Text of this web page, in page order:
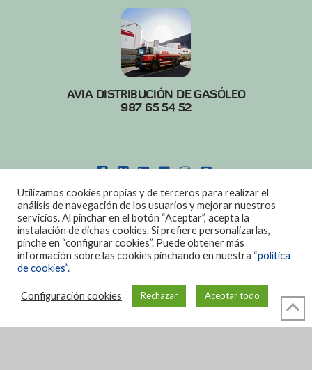
AVIA DISTRIBUCIÓN DE GASÓLEO
987 65 54 52
POLITICA DE COOKIES|AVISO LEGAL
DISEÑO: DIAN SISTEMAS
Utilizamos cookies propias y de terceros para realizar el
análisis de navegación de los usuarios y mejorar nuestros
servicios. Al pinchar en el botón “Aceptar”, acepta la
instalación de dichas cookies. Si prefiere personalizarlas,
pinche en “configurar cookies”. Puede obtener más
información sobre las cookies pinchando en nuestra “política
de cookies”.
Configuración cookies Rechazar Aceptar todo